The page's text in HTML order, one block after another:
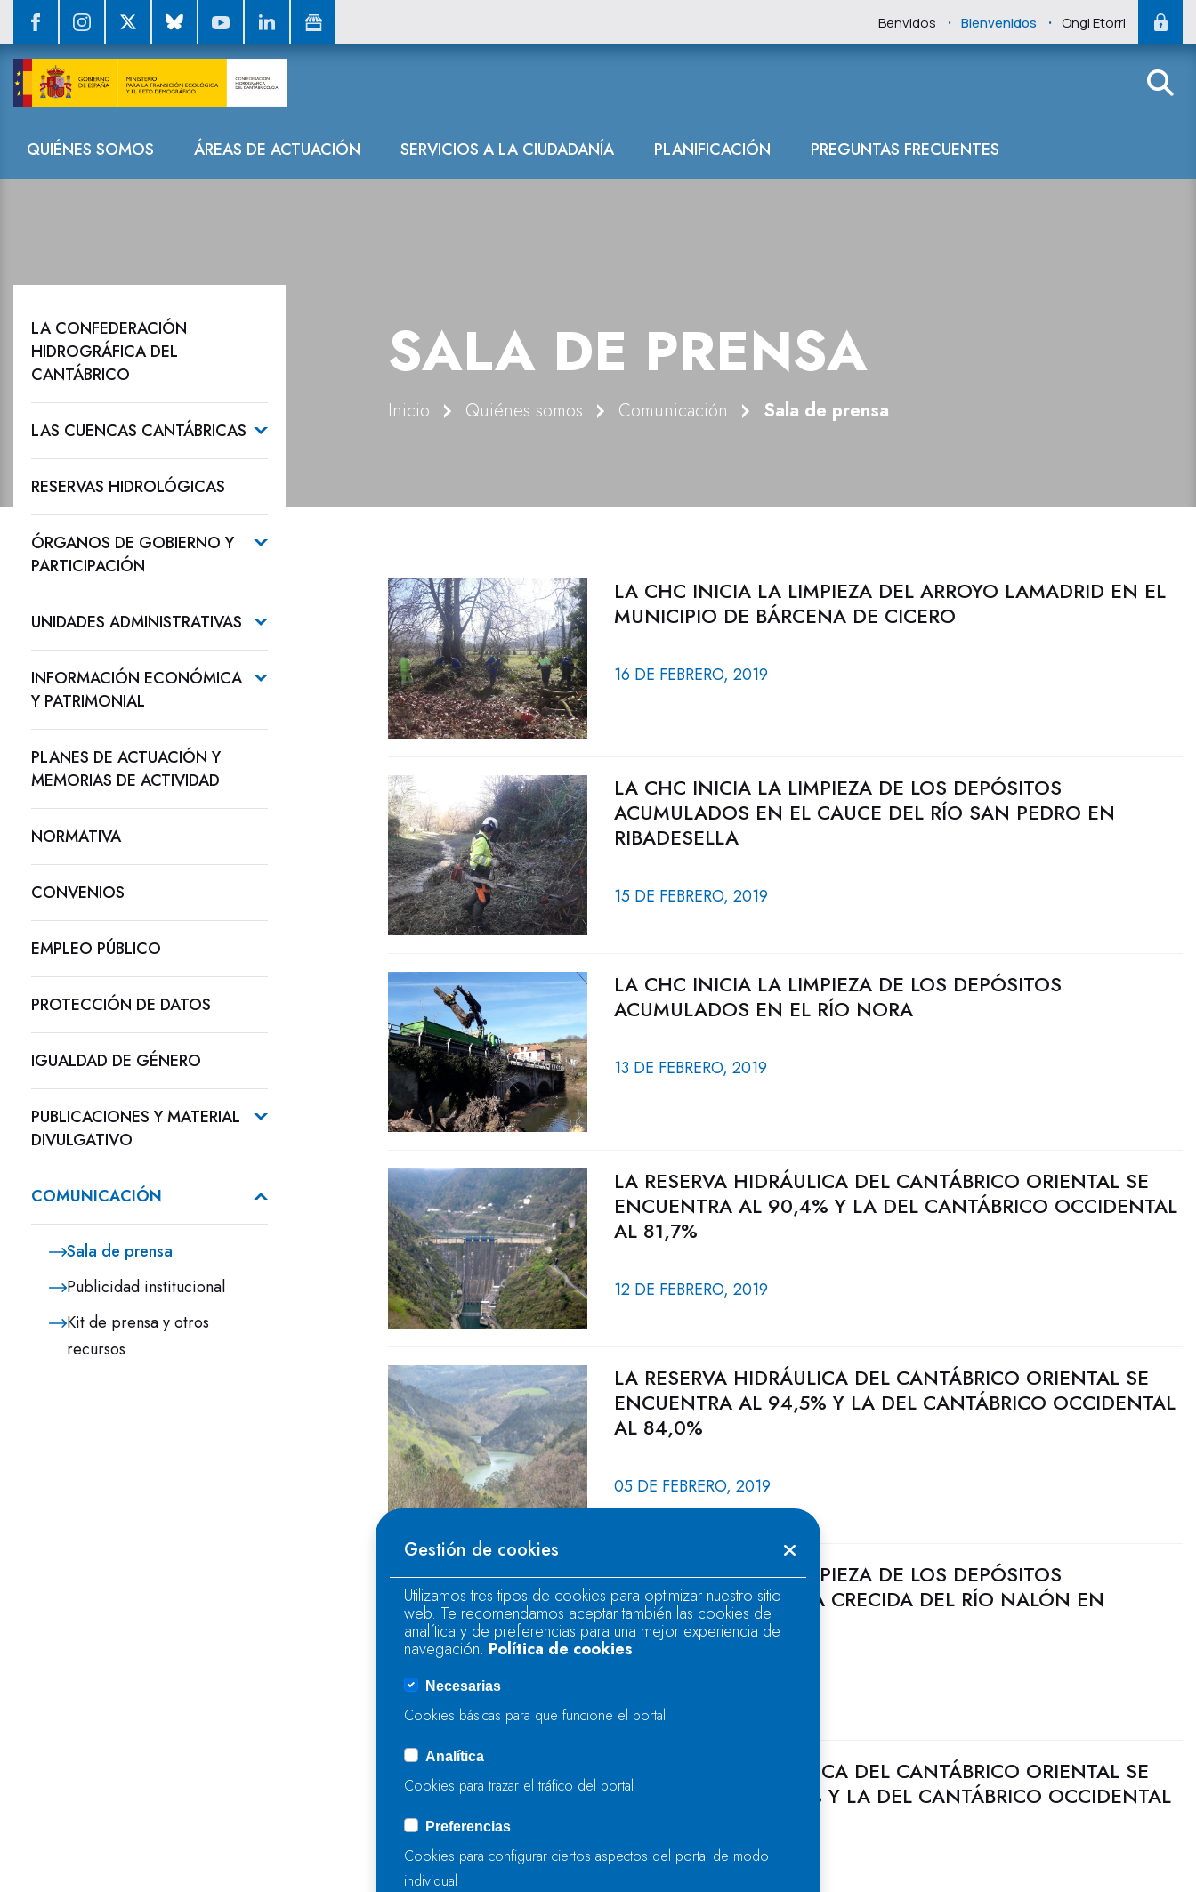
Benvidos . Bienvenidos . Ongi Etorri
Navegación
QUIÉNES SOMOS ÁREAS DE ACTUACIÓN SERVICIOS A LA CIUDADANÍA PLANIFICACIÓN PREGUNTAS FRECUENTES
Sala de prensa
SALA DE PRENSA
Inicio Quiénes somos Comunicación Sala de prensa
LA CONFEDERACIÓN
HIDROGRÁFICA DEL
CANTÁBRICO
LAS CUENCAS CANTÁBRICAS
RESERVAS HIDROLÓGICAS
ÓRGANOS DE GOBIERNO Y
PARTICIPACIÓN
UNIDADES ADMINISTRATIVAS
INFORMACIÓN ECONÓMICA
Y PATRIMONIAL
PLANES DE ACTUACIÓN Y
MEMORIAS DE ACTIVIDAD
NORMATIVA
CONVENIOS
EMPLEO PÚBLICO
PROTECCIÓN DE DATOS
IGUALDAD DE GÉNERO
PUBLICACIONES Y MATERIAL
DIVULGATIVO
COMUNICACIÓN
Sala de prensa
Publicidad institucional
Kit de prensa y otros
recursos
LA CHC INICIA LA LIMPIEZA DEL ARROYO LAMADRID EN EL
MUNICIPIO DE BÁRCENA DE CICERO
16 DE FEBRERO, 2019
LA CHC INICIA LA LIMPIEZA DE LOS DEPÓSITOS
ACUMULADOS EN EL CAUCE DEL RÍO SAN PEDRO EN
RIBADESELLA
15 DE FEBRERO, 2019
LA CHC INICIA LA LIMPIEZA DE LOS DEPÓSITOS
ACUMULADOS EN EL RÍO NORA
13 DE FEBRERO, 2019
LA RESERVA HIDRÁULICA DEL CANTÁBRICO ORIENTAL SE
ENCUENTRA AL 90,4% Y LA DEL CANTÁBRICO OCCIDENTAL
AL 81,7%
12 DE FEBRERO, 2019
LA RESERVA HIDRÁULICA DEL CANTÁBRICO ORIENTAL SE
ENCUENTRA AL 94,5% Y LA DEL CANTÁBRICO OCCIDENTAL
AL 84,0%
05 DE FEBRERO, 2019
LA CHC INICIA LA LIMPIEZA DE LOS DEPÓSITOS
ACUMULADOS POR LA CRECIDA DEL RÍO NALÓN EN
TUDELA VEGUÍN
LA RESERVA HIDRÁULICA DEL CANTÁBRICO ORIENTAL SE
ENCUENTRA AL 87,7% Y LA DEL CANTÁBRICO OCCIDENTAL
Gestión de cookies
Utilizamos tres tipos de cookies para optimizar nuestro sitio
web. Te recomendamos aceptar también las cookies de
analítica y de preferencias para una mejor experiencia de
navegación. Política de cookies
Necesarias
Cookies básicas para que funcione el portal
Analítica
Cookies para trazar el tráfico del portal
Preferencias
Cookies para configurar ciertos aspectos del portal de modo
individual